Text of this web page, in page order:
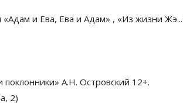
и Ева, Ева и Адам» , «Из жизни
А.Н. Островский 12+.
2)